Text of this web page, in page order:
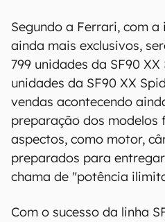
Segundo a Ferrari, com
ainda mais exclusivos,
799 unidades da SF90
unidades da SF90 XX
vendas acontecendo
preparação dos
aspectos, como motor,
preparados para
chama de "potência
Com o sucesso da linha